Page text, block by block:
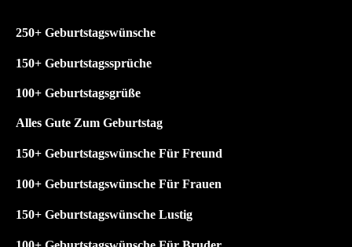
250+ Geburtstagswünsche
150+ Geburtstagssprüche
100+ Geburtstagsgrüße
Alles Gute Zum Geburtstag
150+ Geburtstagswünsche Für Freund
100+ Geburtstagswünsche Für Frauen
150+ Geburtstagswünsche Lustig